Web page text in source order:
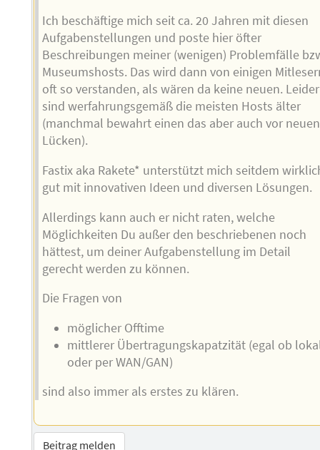
Ich beschäftige mich seit ca. 20 Jahren mit diesen
Aufgabenstellungen und poste hier öfter
Beschreibungen meiner (wenigen) Problemfälle
Museumshosts. Das wird dann von einigen
oft so verstanden, als wären da keine neuen. Leider
sind werfahrungsgemäß die meisten Hosts älter
(manchmal bewahrt einen das aber auch vor neuen
Lücken).
Fastix aka Rakete* unterstützt mich seitdem
gut mit innovativen Ideen und diversen Lösungen.
Allerdings kann auch er nicht raten, welche
Möglichkeiten Du außer den beschriebenen noch
hättest, um deiner Aufgabenstellung im Detail
gerecht werden zu können.
Die Fragen von
möglicher Offtime
mittlerer Übertragungskapatzität (egal ob
oder per WAN/GAN)
sind also immer als erstes zu klären.
Beitrag melden